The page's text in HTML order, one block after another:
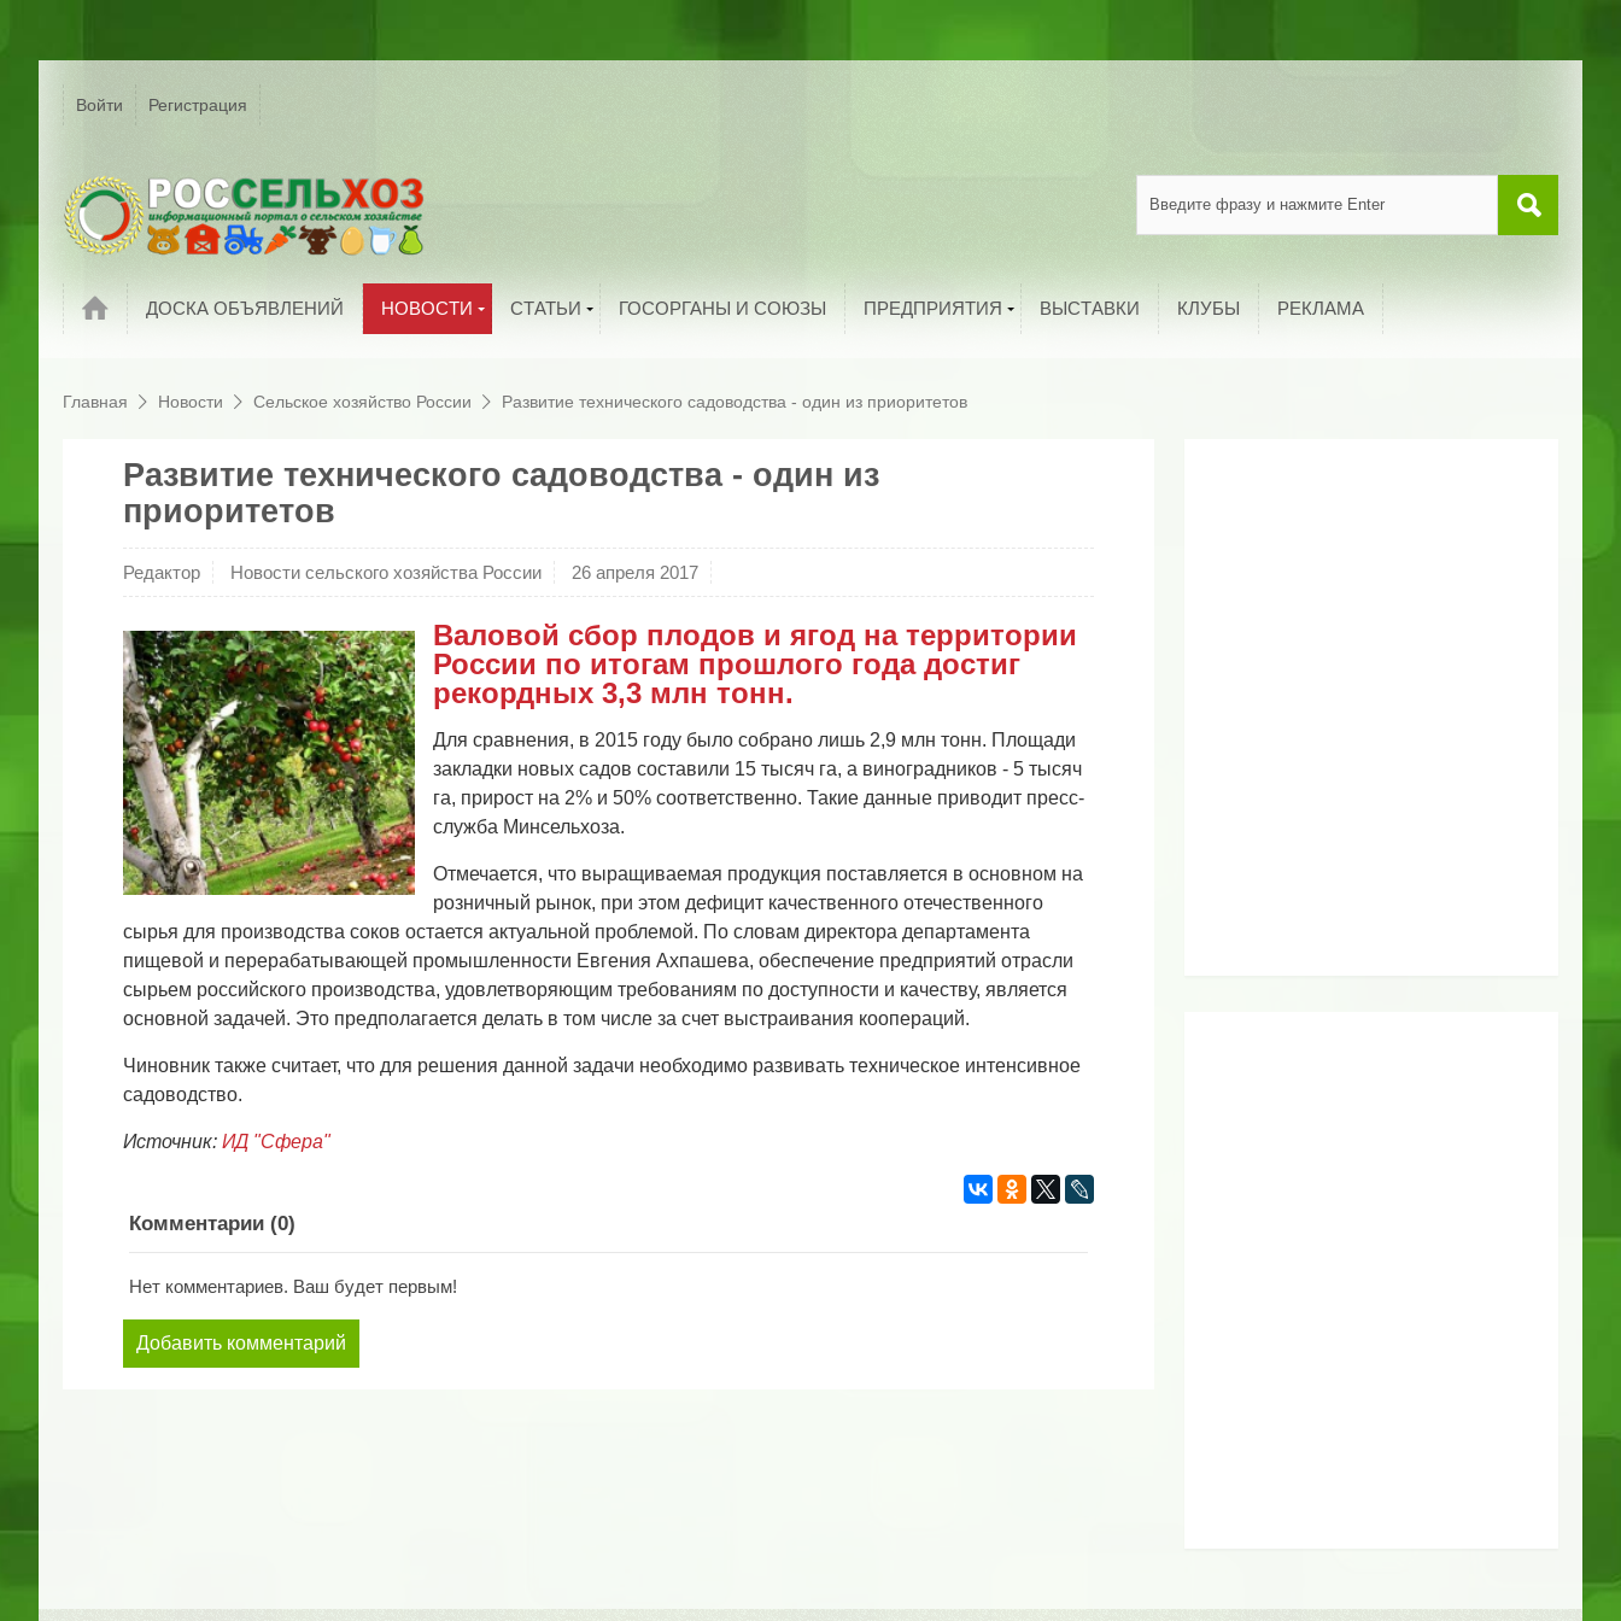
Войти Регистрация
Новости
ДОСКА ОБЪЯВЛЕНИЙ НОВОСТИ
Мировые новости
Новости компаний
Обзоры рынковСТАТЬИ
Грибоводство
Продукты питанияГОСОРГАНЫ И СОЮЗЫ ПРЕДПРИЯТИЯ
Добавить организациюВЫСТАВКИ КЛУБЫ РЕКЛАМА
Главная Новости Сельское хозяйство России Развитие технического садоводства - один из приоритетов
Развитие технического садоводства - один из
приоритетов
Редактор Новости сельского хозяйства России 26 апреля 2017
Валовой сбор плодов и ягод на территории
России по итогам прошлого года достиг
рекордных 3,3 млн тонн.
Для сравнения, в 2015 году было собрано лишь 2,9 млн тонн. Площади
закладки новых садов составили 15 тысяч га, а виноградников - 5 тысяч
га, прирост на 2% и 50% соответственно. Такие данные приводит пресс-
служба Минсельхоза.
Отмечается, что выращиваемая продукция поставляется в основном на
розничный рынок, при этом дефицит качественного отечественного
сырья для производства соков остается актуальной проблемой. По словам директора департамента
пищевой и перерабатывающей промышленности Евгения Ахпашева, обеспечение предприятий отрасли
сырьем российского производства, удовлетворяющим требованиям по доступности и качеству, является
основной задачей. Это предполагается делать в том числе за счет выстраивания коопераций.
Чиновник также считает, что для решения данной задачи необходимо развивать техническое интенсивное
садоводство.
Источник: ИД "Сфера"
Комментарии (0)
Нет комментариев. Ваш будет первым!
Добавить комментарий